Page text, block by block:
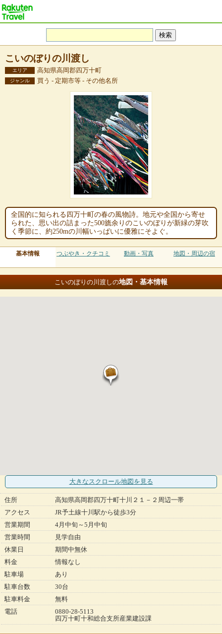
こいのぼりの川渡し
エリア 高知県高岡郡四万十町
ジャンル 買う - 定期市等 - その他名所
全国的に知られる四万十町の春の風物詩。地元や全国から寄せ
られた、思い出の詰まった500旒余りのこいのぼりが新緑の芽吹
く季節に、約250mの川幅いっぱいに優雅にそよぐ。
基本情報 つぶやき・クチコミ 動画・写真 地図・周辺の宿
こいのぼりの川渡しの地図・基本情報
大きなスクロール地図 を見る
住所
高知県高岡郡四万十町十川２１－２周辺一帯
アクセス
JR予土線十川駅から徒歩3分
営業期間
4月中旬～5月中旬
営業時間
見学自由
休業日
期間中無休
料金
情報なし
駐車場
あり
駐車台数
30台
駐車料金
無料
電話
0880-28-5113
四万十町十和総合支所産業建設課